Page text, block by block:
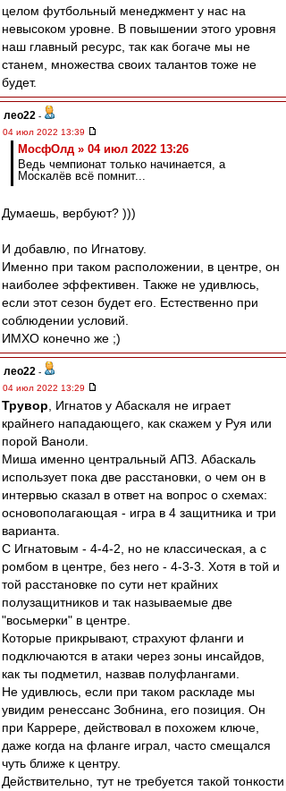
целом футбольный менеджмент у нас на
невысоком уровне. В повышении этого уровня
наш главный ресурс, так как богаче мы не
станем, множества своих талантов тоже не
будет.
лео22 -
04 июл 2022 13:39
МосфОлд » 04 июл 2022 13:26
Ведь чемпионат только начинается, а
Москалёв всё помнит...
Думаешь, вербуют? )))
И добавлю, по Игнатову.
Именно при таком расположении, в центре, он
наиболее эффективен. Также не удивлюсь,
если этот сезон будет его. Естественно при
соблюдении условий.
ИМХО конечно же ;)
лео22 -
04 июл 2022 13:29
Трувор , Игнатов у Абаскаля не играет
крайнего нападающего, как скажем у Руя или
порой Ваноли.
Миша именно центральный АПЗ. Абаскаль
использует пока две расстановки, о чем он в
интервью сказал в ответ на вопрос о схемах:
основополагающая - игра в 4 защитника и три
варианта.
С Игнатовым - 4-4-2, но не классическая, а с
ромбом в центре, без него - 4-3-3. Хотя в той и
той расстановке по сути нет крайних
полузащитников и так называемые две
"восьмерки" в центре.
Которые прикрывают, страхуют фланги и
подключаются в атаки через зоны инсайдов,
как ты подметил, назвав полуфлангами.
Не удивлюсь, если при таком раскладе мы
увидим ренессанс Зобнина, его позиция. Он
при Каррере, действовал в похожем ключе,
даже когда на фланге играл, часто смещался
чуть ближе к центру.
Действительно, тут не требуется такой тонкости